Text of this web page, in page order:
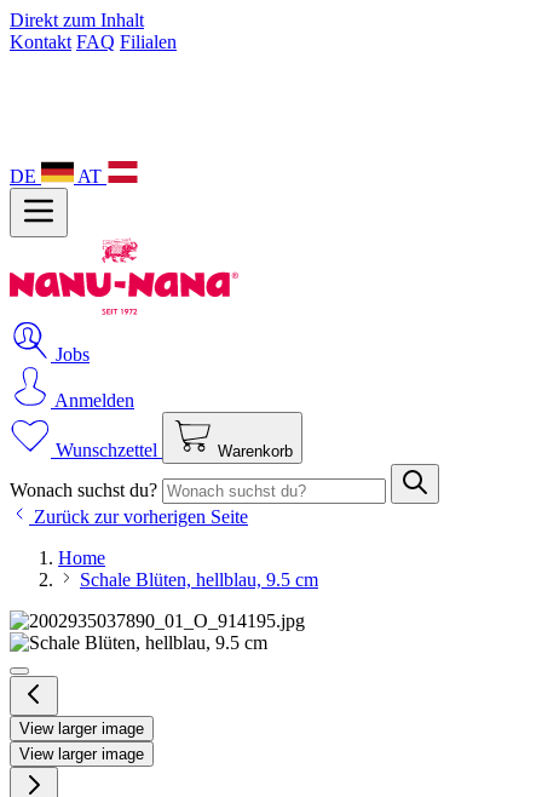
Direkt zum Inhalt
Kontakt FAQ Filialen
DE AT
Jobs
Anmelden
Wunschzettel Warenkorb
Wonach suchst du?
Zurück zur vorherigen Seite
Home
Schale Blüten, hellblau, 9.5 cm
View larger image
View larger image